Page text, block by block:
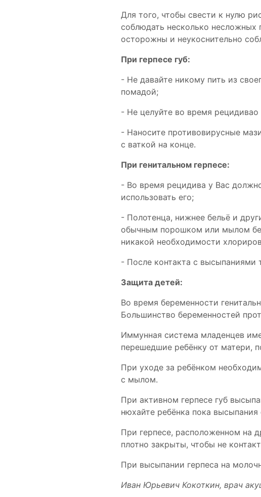
Для того, чтобы свести к нулю
соблюдать несколько
осторожны и неукоснительно
При герпесе губ:
- Не давайте никому пить из
помадой;
- Не целуйте во время
- Наносите противовирусные
с ваткой на конце.
При генитальном герпесе:
- Во время рецидива у Вас
использовать его;
- Полотенца, нижнее бельё и
обычным порошком или мылом
никакой необходимости
- После контакта с высыпаниями
Защита детей:
Во время беременности
Большинство беременностей
Иммунная система младенцев
перешедшие ребёнку от матери,
При уходе за ребёнком
с мылом.
При активном герпесе губ
нюхайте ребёнка пока высыпания
При герпесе, расположенном на
плотно закрыты, чтобы не
При высыпании герпеса на
Иван Юрьевич Кокоткин, врач